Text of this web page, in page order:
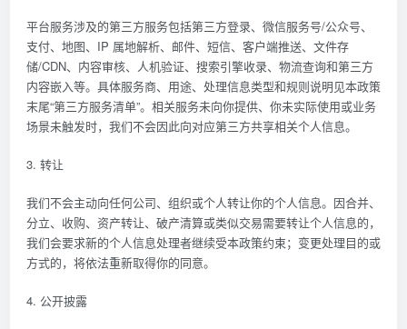
平台服务涉及的第三方服务包括第三方登录、微信服务号/公众号、
支付、地图、IP 属地解析、邮件、短信、客户端推送、文件存
储/CDN、内容审核、人机验证、搜索引擎收录、物流查询和第三方
内容嵌入等。具体服务商、用途、处理信息类型和规则说明见本政策
末尾“第三方服务清单”。相关服务未向你提供、你未实际使用或业务
场景未触发时，我们不会因此向对应第三方共享相关个人信息。
3. 转让
我们不会主动向任何公司、组织或个人转让你的个人信息。因合并、
分立、收购、资产转让、破产清算或类似交易需要转让个人信息的，
我们会要求新的个人信息处理者继续受本政策约束；变更处理目的或
方式的，将依法重新取得你的同意。
4. 公开披露